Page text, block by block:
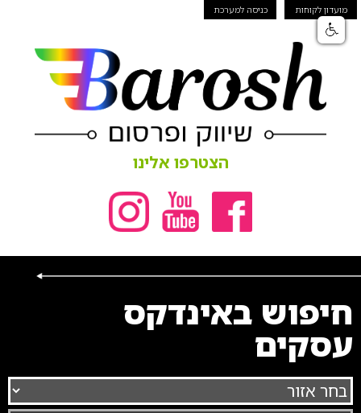
מועדון לקוחות כניסה למערכת
הצטרפו אלינו
חיפוש באינדקס
עסקים